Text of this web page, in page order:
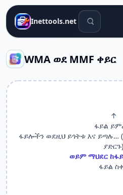
Inettools.net የፍለጋ
WMA ወደ MMF ቀይር
↑
ፋይል
ፋይሎችን ወደዚህ ይጎትቱ እና
ያድርጉ)
ወይም ማህደር
ፋይል